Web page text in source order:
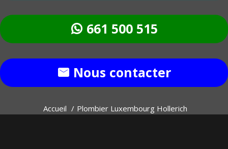
661 500 515
Nous contacter
Accueil Plombier Luxembourg Hollerich